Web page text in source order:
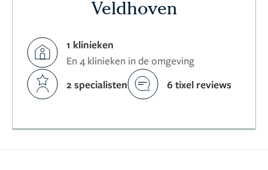
Veldhoven
1 klinieken
En 4 klinieken in de omgeving
2 specialisten
6 tixel reviews